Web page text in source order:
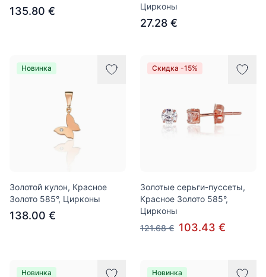
135.80 €
Цирконы
27.28 €
Новинка
Золотой кулон, Красное
Золото 585°, Цирконы
138.00 €
Скидка -15%
Золотые серьги-пуссеты,
Красное Золото 585°,
Цирконы
121.68 € 103.43 €
Новинка Новинка